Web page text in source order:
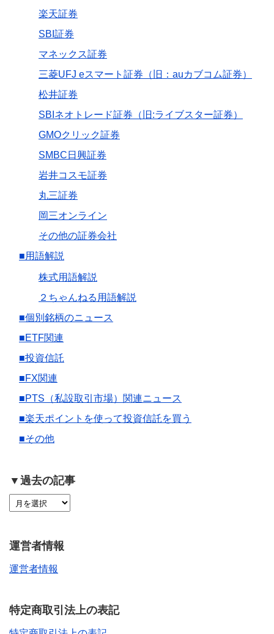
楽天証券
SBI証券
マネックス証券
三菱UFJ eスマート証券（旧：auカブコム証券）
松井証券
SBIネオトレード証券（旧:ライブスター証券）
GMOクリック証券
SMBC日興証券
岩井コスモ証券
丸三証券
岡三オンライン
その他の証券会社
■用語解説
株式用語解説
２ちゃんねる用語解説
■個別銘柄のニュース
■ETF関連
■投資信託
■FX関連
■PTS（私設取引市場）関連ニュース
■楽天ポイントを使って投資信託を買う
■その他
▼過去の記事
運営者情報
運営者情報
特定商取引法上の表記